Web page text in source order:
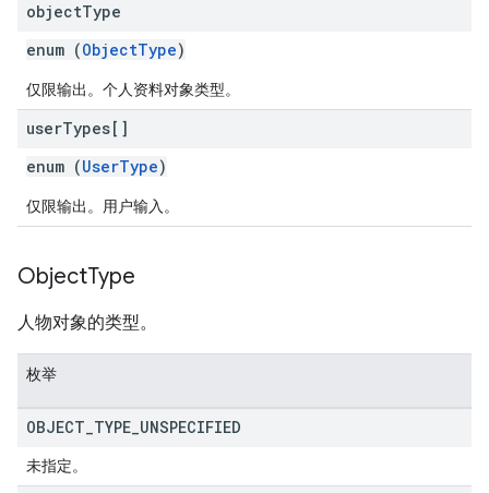
objectType
enum (ObjectType)
仅限输出。个人资料对象类型。
userTypes[]
enum (UserType)
仅限输出。用户输入。
ObjectType
人物对象的类型。
枚举
OBJECT TYPE UNSPECIFIED
未指定。